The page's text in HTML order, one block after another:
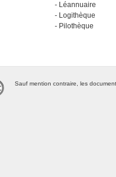
Léannuaire
Logithèque
Pilothèque
Sauf mention contraire, les